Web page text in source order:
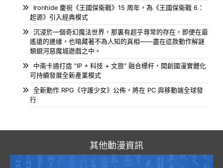
Ironhide 慶祝《王國保衛戰》15 周年，為《王國保衛戰 6：
起源》引入經典模式
沉浸於一個奇幻魔法世界，那裏有超乎尋常的存在，即便在最
遙遠的邊緣，也暗藏著不為人知的真相——盡在這款動作解謎
類銀河惡魔城遊戲之中。
中南卡通打造 “IP + 科技 + 文旅” 融合標杆，開創國漫實體化
可持續發展全新產業模式
全新動作 RPG《守護少女》公佈，將在 PC 與移動端全球發
行
其他動漫資訊